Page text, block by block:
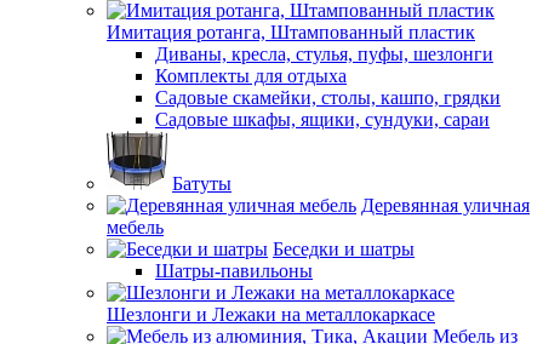
Имитация ротанга, Штампованный пластик
Диваны, кресла, стулья, пуфы, шезлонги
Комплекты для отдыха
Садовые скамейки, столы, кашпо, грядки
Садовые шкафы, ящики, сундуки, сараи
Батуты
Деревянная уличная
мебель
Беседки и шатры
Шатры-павильоны
Шезлонги и Лежаки на металлокаркасе
Мебель из